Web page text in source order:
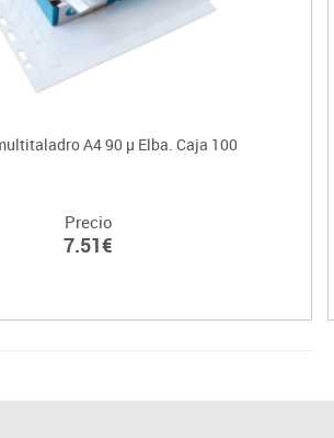
A4 90 µ Elba. Caja 100
Precio
7.51€